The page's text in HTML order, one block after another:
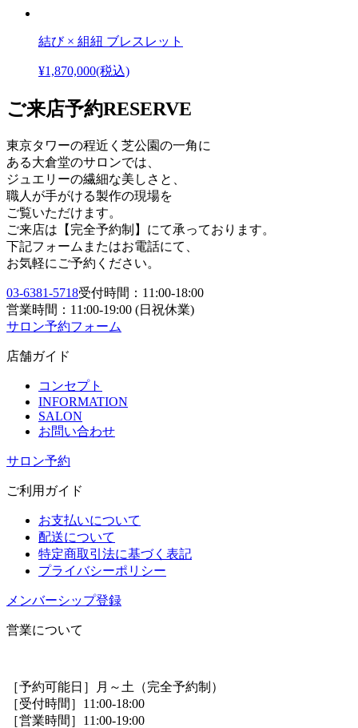
結び × 組紐 ブレスレット
¥1,870,000(税込)
ご来店予約RESERVE
東京タワーの程近く芝公園の一角に
ある大倉堂のサロンでは、
ジュエリーの繊細な美しさと、
職人が手がける製作の現場を
ご覧いただけます。
ご来店は【完全予約制】にて承っております。
下記フォームまたはお電話にて、
お気軽にご予約ください。
03-6381-5718受付時間：11:00-18:00
営業時間：11:00-19:00 (日祝休業)
サロン予約フォーム
店舗ガイド
コンセプト
INFORMATION
SALON
お問い合わせ
サロン予約
ご利用ガイド
お支払いについて
配送について
特定商取引法に基づく表記
プライバシーポリシー
メンバーシップ登録
営業について
［予約可能日］月～土（完全予約制）
［受付時間］11:00-18:00
［営業時間］11:00-19:00